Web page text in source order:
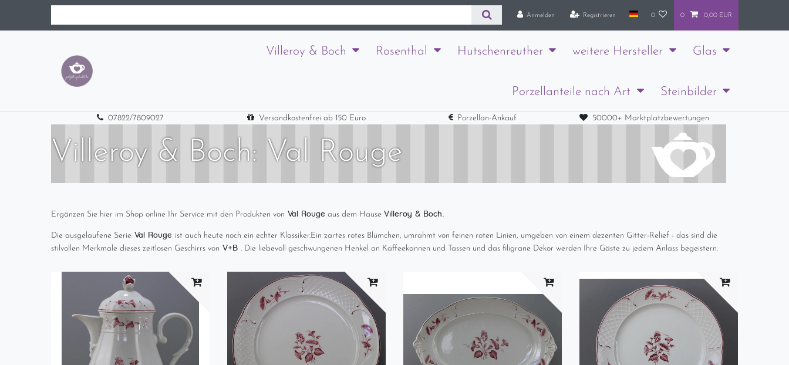
Anmelden Registrieren 0 0 0,00 EUR
Villeroy & Boch Rosenthal Hutschenreuther weitere Hersteller Glas
Porzellanteile nach Art Steinbilder
07822/7809027 Versandkostenfrei ab 150 Euro Porzellan-Ankauf 50000+ Marktplatzbewertungen
Villeroy & Boch: Val Rouge
Ergänzen Sie hier im Shop online Ihr Service mit den Produkten von Val Rouge aus dem Hause Villeroy & Boch.
Die ausgelaufene Serie Val Rouge ist auch heute noch ein echter Klassiker.Ein zartes rotes Blümchen, umrahmt von feinen roten Linien, umgeben von einem dezenten Gitter-Relief - das sind die
stilvollen Merkmale dieses zeitlosen Geschirrs von V+B . Die liebevoll geschwungenen Henkel an Kaffeekannen und Tassen und das filigrane Dekor werden Ihre Gäste zu jedem Anlass begeistern.